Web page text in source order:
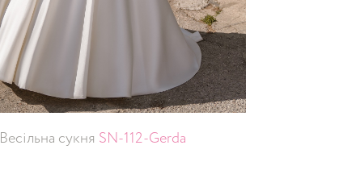
Весільна сукня SN-112-Gerda